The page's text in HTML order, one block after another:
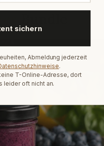
sichern
Abmeldung jederzeit
.
T-Online-Adresse, dort
leider oft nicht an.